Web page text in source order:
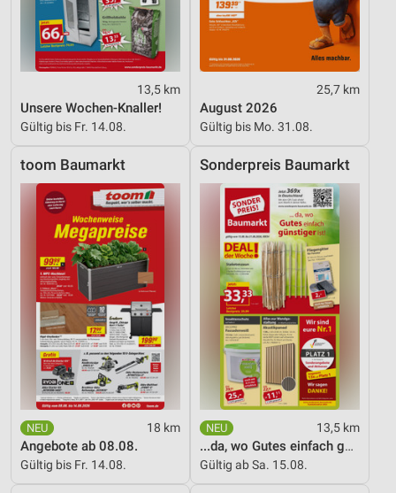
13,5 km
Unsere Wochen-Knaller!
Gültig bis Fr. 14.08.
25,7 km
August 2026
Gültig bis Mo. 31.08.
toom Baumarkt
18 km
Angebote ab 08.08.
Gültig bis Fr. 14.08.
Sonderpreis Baumarkt
13,5 km
...da, wo Gutes einfach günstiger ist!
Gültig ab Sa. 15.08.
Werbung